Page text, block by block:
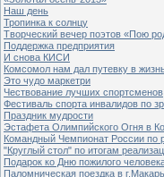
Наш день
Тропинка к солнцу
Творческий вечер поэтов «Пою
Поддержка предприятия
И снова КИСИ
Комсомол нам дал путевку в
Это чудо маркетри
Чествование лучших спортсменов
Фестиваль спорта инвалидов по
Праздник мудрости
Эстафета Олимпийского Огня в
Командный Чемпионат России по
"Круглый стол" по итогам
Подарок ко Дню пожилого
Паломническая поездка в